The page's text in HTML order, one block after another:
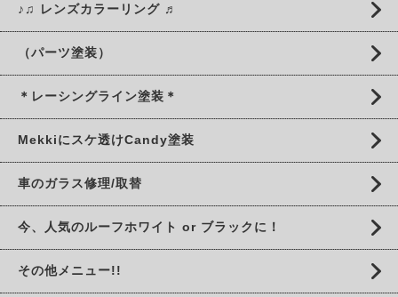
♪♫ レンズカラーリング ♬
（パーツ塗装）
＊レーシングライン塗装＊
Mekkiにスケ透けCandy塗装
車のガラス修理/取替
今、人気のルーフホワイト or ブラックに！
その他メニュー!!